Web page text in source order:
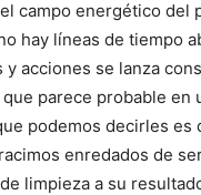
campo energético del
hay líneas de tiempo
acciones se lanza
parece probable en
podemos decirles es
enredados de
limpieza a su